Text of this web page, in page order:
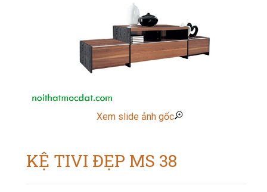
Xem slide ảnh gốc
KỆ TIVI ĐẸP MS 38